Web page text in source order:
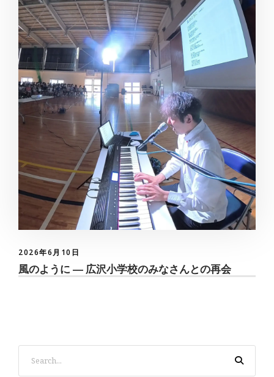
2026年6月10日
風のように ― 広沢小学校のみなさんとの再会